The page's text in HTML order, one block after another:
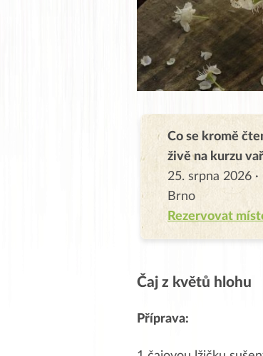
Co se kromě
živě na kurzu
25. srpna 2026 ·
Brno
Rezervovat
Čaj z květů hlohu
Příprava: